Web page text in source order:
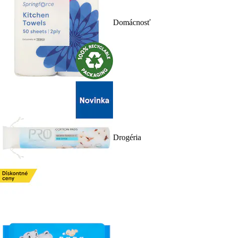
Domácnosť
Drogéria